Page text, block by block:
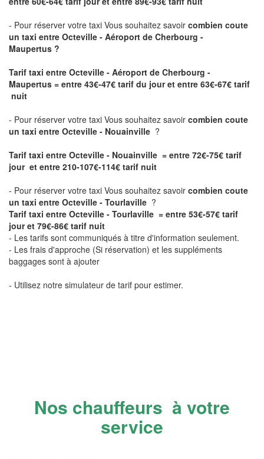
- Pour réserver votre taxi Vous souhaitez savoir combien coute
un taxi entre Octeville - Aéroport de Cherbourg -
Maupertus ?
Tarif taxi entre Octeville - Aéroport de Cherbourg -
Maupertus = entre 43€-47€ tarif du jour et entre 63€-67€ tarif
nuit
- Pour réserver votre taxi Vous souhaitez savoir combien coute
un taxi entre Octeville - Nouainville ?
Tarif taxi entre Octeville - Nouainville = entre 72€-75€ tarif
jour et entre 210-107€-114€ tarif nuit
- Pour réserver votre taxi Vous souhaitez savoir combien coute
un taxi entre Octeville - Tourlaville ?
Tarif taxi entre Octeville - Tourlaville = entre 53€-57€ tarif
jour et 79€-86€ tarif nuit
- Les tarifs sont communiqués à titre d'information seulement.
- Les frais d'approche (Si réservation) et les suppléments
baggages sont à ajouter
- Utilisez notre simulateur de tarif pour estimer.
Nos chauffeurs à votre
service